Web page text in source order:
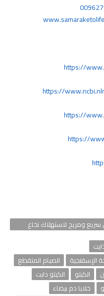
https://
https://
https://
https://
ومريح لاستهلاك نخاع
الإسفنجية
الصيام المتقطع
الكيتو
الكيتو دايت
خلايا دم بيضاء